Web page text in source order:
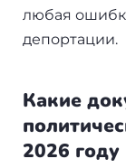
любая
депортации.
Какие
2026 году